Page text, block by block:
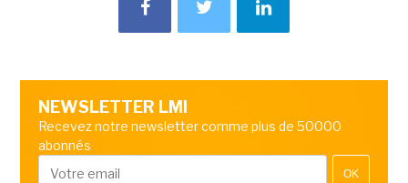
NEWSLETTER LMI
Recevez notre newsletter comme plus de 50000
abonnés
OK